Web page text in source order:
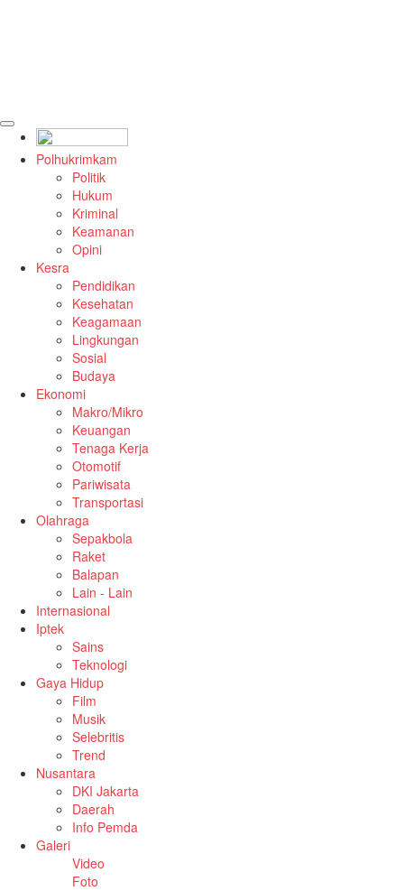
Polhukrimkam
Politik
Hukum
Kriminal
Keamanan
Opini
Kesra
Pendidikan
Kesehatan
Keagamaan
Lingkungan
Sosial
Budaya
Ekonomi
Makro/Mikro
Keuangan
Tenaga Kerja
Otomotif
Pariwisata
Transportasi
Olahraga
Sepakbola
Raket
Balapan
Lain - Lain
Internasional
Iptek
Sains
Teknologi
Gaya Hidup
Film
Musik
Selebritis
Trend
Nusantara
DKI Jakarta
Daerah
Info Pemda
Galeri
Video
Foto